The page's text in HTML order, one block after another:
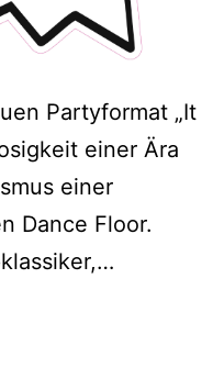
Partyformat „It
einer Ära
einer
Dance Floor.